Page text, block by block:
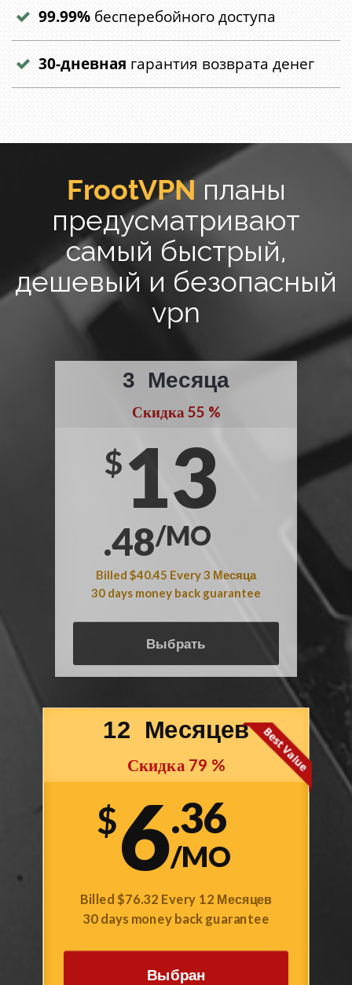
99.99% бесперебойного доступа
30-дневная гарантия возврата денег
FrootVPNпланы
предусматривают
самый быстрый,
дешевый и безопасный
vpn
3 Месяца
Скидка 55 %
$13
.48/MO
Billed $40.45 Every3 Месяца
30 days money back guarantee
Выбрать
12 Месяцев
Скидка 79 %
$6.36
/MO
Billed $76.32 Every 12 Месяцев
30 days money back guarantee
Выбран